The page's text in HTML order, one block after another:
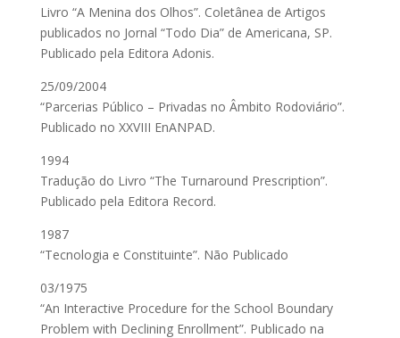
Livro “A Menina dos Olhos”. Coletânea de Artigos
publicados no Jornal “Todo Dia” de Americana, SP.
Publicado pela Editora Adonis.
25/09/2004
“Parcerias Público – Privadas no Âmbito Rodoviário”.
Publicado no XXVIII EnANPAD.
1994
Tradução do Livro “The Turnaround Prescription”.
Publicado pela Editora Record.
1987
“Tecnologia e Constituinte”. Não Publicado
03/1975
“An Interactive Procedure for the School Boundary
Problem with Declining Enrollment”. Publicado na